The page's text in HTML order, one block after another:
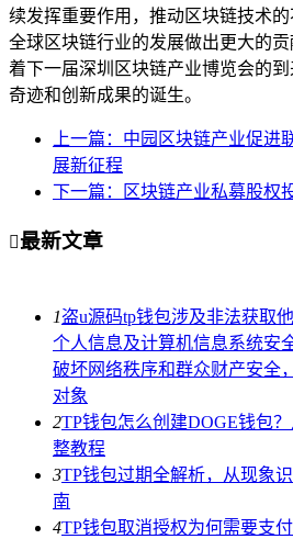
续发挥重要作用，推动区块链技术
全球区块链行业的发展做出更大的
着下一届深圳区块链产业博览会的
奇迹和创新成果的诞生。
上一篇：中园区块链产业促进
展新征程
下一篇：区块链产业私募股权
最新文章
1盗u源码tp钱包涉及非法获取
个人信息及计算机信息系统安
破坏网络秩序和群众财产安全
对象
2TP钱包怎么创建DOGE钱包
整教程
3TP钱包过期全解析，从现象
南
4TP钱包取消授权为何需要支